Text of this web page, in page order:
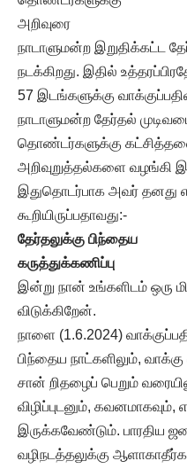
அறிவுரை
நாடாளுமன்ற இறுதிக்கட்ட
நடக்கிறது. இதில்
57 இடங்களுக்கு
நாடாளுமன்ற தேர்தல்
தொண்டர்களுக்கு
அறிவுறுத்தல்களை வழங்கி
இதுதொடர்பாக அவர் தனது
கூறியிருப்பதாவது:-
தேர்தலுக்கு பிந்தைய
கருத்துக்கணிப்பு
இன்று நான் உங்களிடம் ஒரு
விடுக்கிறேன்.
நாளை (1.6.2024)
பிந்தைய நாட்களிலும்,
சான் றிதழைப் பெறும்
விழிப்புடனும், கவனமாகவும்,
இருக்கவேண்டும். பாரதிய
வழிநடத்தலுக்கு